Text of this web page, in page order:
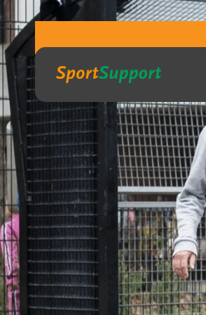
Sla navigatie over